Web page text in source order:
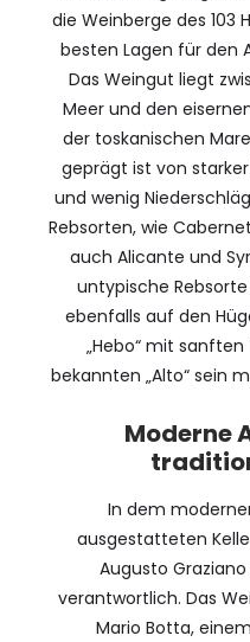
die Weinberge des 103
besten Lagen für den
Das Weingut liegt
Meer und den
der toskanischen
geprägt ist von
und wenig
Rebsorten, wie
auch Alicante und
untypische
ebenfalls auf den
„Hebo“ mit
bekannten „Alto“ sein
Moderne
In dem
ausgestatteten
Augusto
verantwortlich. Das
Mario Botta,